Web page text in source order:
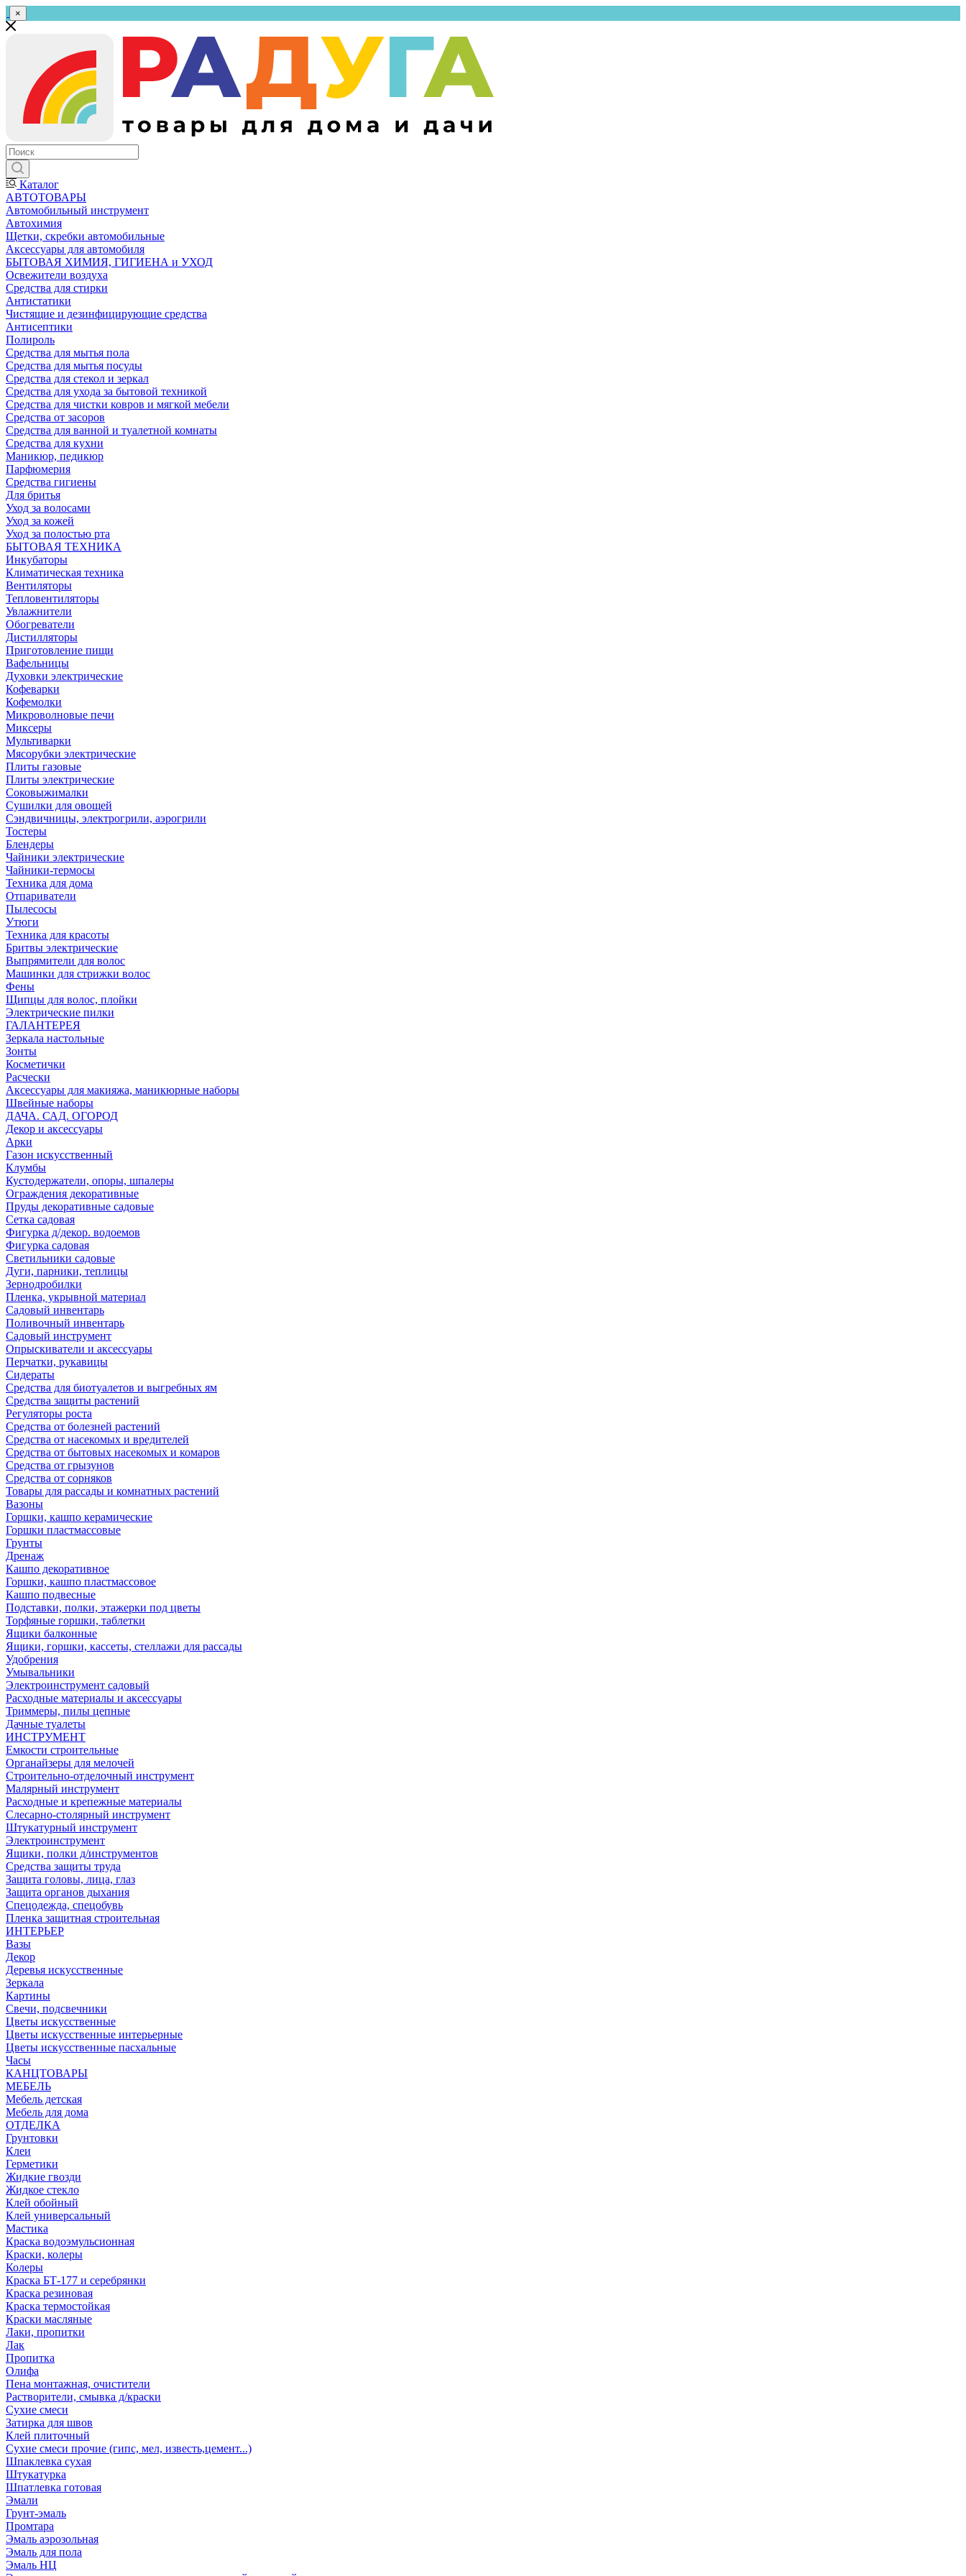
×
Каталог
АВТОТОВАРЫ
Автомобильный инструмент
Автохимия
Щетки, скребки автомобильные
Аксессуары для автомобиля
БЫТОВАЯ ХИМИЯ, ГИГИЕНА и УХОД
Освежители воздуха
Средства для стирки
Антистатики
Чистящие и дезинфицирующие средства
Антисептики
Полироль
Средства для мытья пола
Средства для мытья посуды
Средства для стекол и зеркал
Средства для ухода за бытовой техникой
Средства для чистки ковров и мягкой мебели
Средства от засоров
Средства для ванной и туалетной комнаты
Средства для кухни
Маникюр, педикюр
Парфюмерия
Средства гигиены
Для бритья
Уход за волосами
Уход за кожей
Уход за полостью рта
БЫТОВАЯ ТЕХНИКА
Инкубаторы
Климатическая техника
Вентиляторы
Тепловентиляторы
Увлажнители
Обогреватели
Дистилляторы
Приготовление пищи
Вафельницы
Духовки электрические
Кофеварки
Кофемолки
Микроволновые печи
Миксеры
Мультиварки
Мясорубки электрические
Плиты газовые
Плиты электрические
Соковыжималки
Сушилки для овощей
Сэндвичницы, электрогрили, аэрогрили
Тостеры
Блендеры
Чайники электрические
Чайники-термосы
Техника для дома
Отпариватели
Пылесосы
Утюги
Техника для красоты
Бритвы электрические
Выпрямители для волос
Машинки для стрижки волос
Фены
Щипцы для волос, плойки
Электрические пилки
ГАЛАНТЕРЕЯ
Зеркала настольные
Зонты
Косметички
Расчески
Аксессуары для макияжа, маникюрные наборы
Швейные наборы
ДАЧА. САД. ОГОРОД
Декор и аксессуары
Арки
Газон искусственный
Клумбы
Кустодержатели, опоры, шпалеры
Ограждения декоративные
Пруды декоративные садовые
Сетка садовая
Фигурка д/декор. водоемов
Фигурка садовая
Светильники садовые
Дуги, парники, теплицы
Зернодробилки
Пленка, укрывной материал
Садовый инвентарь
Поливочный инвентарь
Садовый инструмент
Опрыскиватели и аксессуары
Перчатки, рукавицы
Сидераты
Средства для биотуалетов и выгребных ям
Средства защиты растений
Регуляторы роста
Средства от болезней растений
Средства от насекомых и вредителей
Средства от бытовых насекомых и комаров
Средства от грызунов
Средства от сорняков
Товары для рассады и комнатных растений
Вазоны
Горшки, кашпо керамические
Горшки пластмассовые
Грунты
Дренаж
Кашпо декоративное
Горшки, кашпо пластмассовое
Кашпо подвесные
Подставки, полки, этажерки под цветы
Торфяные горшки, таблетки
Ящики балконные
Ящики, горшки, кассеты, стеллажи для рассады
Удобрения
Умывальники
Электроинструмент садовый
Расходные материалы и аксессуары
Триммеры, пилы цепные
Дачные туалеты
ИНСТРУМЕНТ
Емкости строительные
Органайзеры для мелочей
Строительно-отделочный инструмент
Малярный инструмент
Расходные и крепежные материалы
Слесарно-столярный инструмент
Штукатурный инструмент
Электроинструмент
Ящики, полки д/инструментов
Средства защиты труда
Защита головы, лица, глаз
Защита органов дыхания
Спецодежда, спецобувь
Пленка защитная строительная
ИНТЕРЬЕР
Вазы
Декор
Деревья искусственные
Зеркала
Картины
Свечи, подсвечники
Цветы искусственные
Цветы искусственные интерьерные
Цветы искусственные пасхальные
Часы
КАНЦТОВАРЫ
МЕБЕЛЬ
Мебель детская
Мебель для дома
ОТДЕЛКА
Грунтовки
Клеи
Герметики
Жидкие гвозди
Жидкое стекло
Клей обойный
Клей универсальный
Мастика
Краска водоэмульсионная
Краски, колеры
Колеры
Краска БТ-177 и серебрянки
Краска резиновая
Краска термостойкая
Краски масляные
Лаки, пропитки
Лак
Пропитка
Олифа
Пена монтажная, очистители
Растворители, смывка д/краски
Сухие смеси
Затирка для швов
Клей плиточный
Сухие смеси прочие (гипс, мел, известь,цемент...)
Шпаклевка сухая
Штукатурка
Шпатлевка готовая
Эмали
Грунт-эмаль
Промтара
Эмаль аэрозольная
Эмаль для пола
Эмаль НЦ